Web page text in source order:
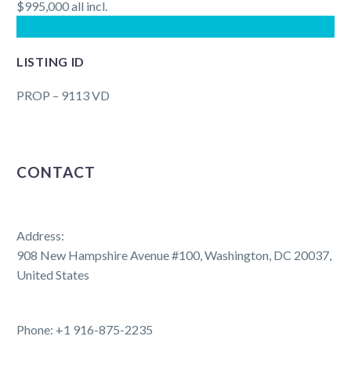
$995,000 all incl.
LISTING ID
PROP – 9113 VD
CONTACT
Address:
908 New Hampshire Avenue #100, Washington, DC 20037,
United States
Phone: +1 916-875-2235